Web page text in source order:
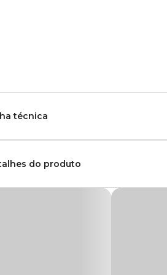
técnica
Soma
do produto